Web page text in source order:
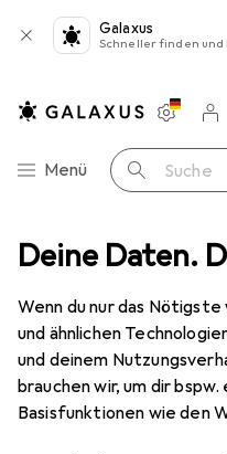
Deine Daten.
Wenn du nur das
und ähnlichen
und deinem
brauchen wir, um dir
Basisfunktionen wie den
Galaxus
Schneller finden und
Navigation nach Kategorien
Menü Suche
Merklisten
Warenkorb
MSL Rohrrahmen-WC-